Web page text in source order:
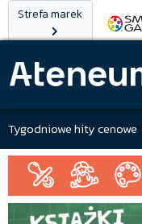
Strefa marek
Tygodniowe hity cenowe